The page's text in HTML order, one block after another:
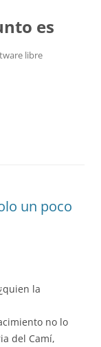
es
libre
un poco
la
no lo
del Camí,